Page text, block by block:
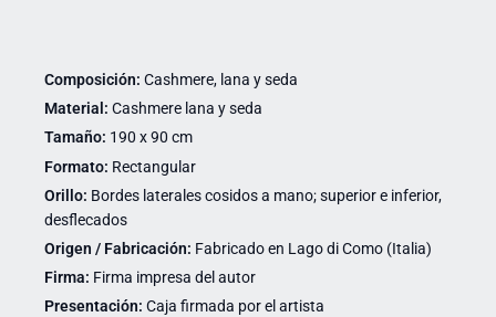
Composición: Cashmere, lana y seda
Material: Cashmere lana y seda
Tamaño: 190 x 90 cm
Formato: Rectangular
Orillo: Bordes laterales cosidos a mano; superior e inferior,
desflecados
Origen / Fabricación: Fabricado en Lago di Como (Italia)
Firma: Firma impresa del autor
Presentación: Caja firmada por el artista